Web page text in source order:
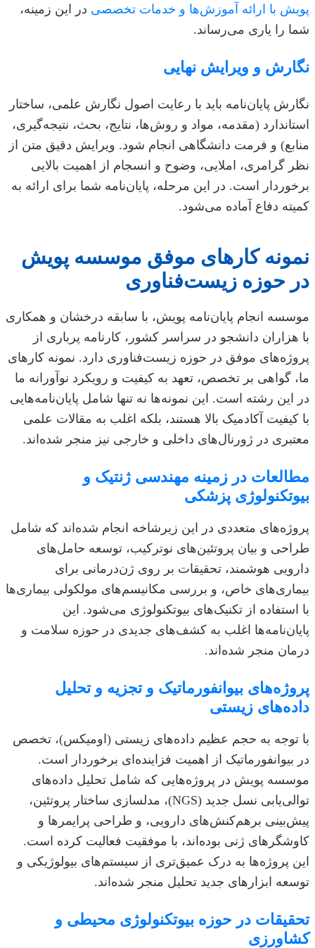
پویش با ارائه آموزش‌ها و خدمات تخصصی در این زمینه،
شما را یاری می‌رساند.
نگارش و ویرایش نهایی
نگارش پایان‌نامه باید با رعایت اصول نگارش علمی، ساختار
استاندارد (مقدمه، مواد و روش‌ها، نتایج، بحث، نتیجه‌گیری،
منابع) و فرمت دانشگاهی انجام شود. ویرایش دقیق متن از
نظر گرامری، املایی، وضوح و انسجام از اهمیت بالایی
برخوردار است. در این مرحله، پایان‌نامه شما برای ارائه به
کمیته دفاع آماده می‌شود.
نمونه کارهای موفق موسسه پویش
در حوزه زیست‌فناوری
موسسه انجام پایان‌نامه پویش، با سابقه درخشان و همکاری
با هزاران دانشجو در سراسر کشور، کارنامه پرباری از
پروژه‌های موفق در حوزه زیست‌فناوری دارد. نمونه کارهای
ما، گواهی بر تخصص، تعهد به کیفیت و رویکرد نوآورانه ما
در این رشته است. این نمونه‌ها نه تنها شامل پایان‌نامه‌هایی
با کیفیت آکادمیک بالا هستند، بلکه اغلب به مقالات علمی
معتبری در ژورنال‌های داخلی و خارجی نیز منجر شده‌اند.
مطالعات در زمینه مهندسی ژنتیک و
بیوتکنولوژی پزشکی
پروژه‌های متعددی در این زیرشاخه انجام شده‌اند که شامل
طراحی و بیان پروتئین‌های نوترکیب، توسعه حامل‌های
دارویی هوشمند، تحقیقات بر روی ژن‌درمانی برای
بیماری‌های خاص، و بررسی مکانیسم‌های مولکولی بیماری‌ها
با استفاده از تکنیک‌های بیوتکنولوژی می‌شود. این
پایان‌نامه‌ها اغلب به کشف‌های جدیدی در حوزه سلامت و
درمان منجر شده‌اند.
پروژه‌های بیوانفورماتیک و تجزیه و تحلیل
داده‌های زیستی
با توجه به حجم عظیم داده‌های زیستی (اومیکس)، تخصص
در بیوانفورماتیک از اهمیت فزاینده‌ای برخوردار است.
موسسه پویش در پروژه‌هایی که شامل تحلیل داده‌های
توالی‌یابی نسل جدید (NGS)، مدلسازی ساختار پروتئین،
پیش‌بینی برهم‌کنش‌های دارویی، و طراحی پرایمرها و
کاوشگرهای ژنی بوده‌اند، با موفقیت فعالیت کرده است.
این پروژه‌ها به درک عمیق‌تری از سیستم‌های بیولوژیکی و
توسعه ابزارهای جدید تحلیل منجر شده‌اند.
تحقیقات در حوزه بیوتکنولوژی محیطی و
کشاورزی